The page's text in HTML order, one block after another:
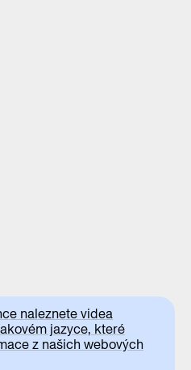
naleznete videa
jazyce, které
z našich webových